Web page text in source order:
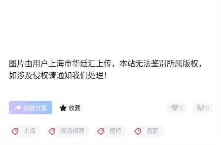
图片由用户上海市华廷汇上传，本站无法鉴别所属版权，
如涉及侵权请通知我们处理！
海报分享 收藏 0 0
上海 夜场招聘 模特 高薪